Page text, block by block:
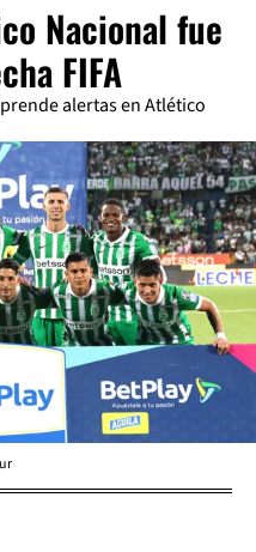
Nacional fue
FIFA
alertas en Atlético